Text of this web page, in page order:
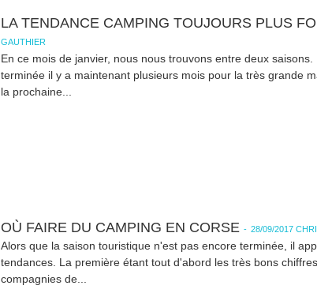
LA TENDANCE CAMPING TOUJOURS PLUS
GAUTHIER
En ce mois de janvier, nous nous trouvons entre deux
terminée il y a maintenant plusieurs mois pour la très grande
la prochaine...
OÙ FAIRE DU CAMPING EN CORSE - 28/09/2017
Alors que la saison touristique n'est pas encore terminée, il
tendances. La première étant tout d'abord les très bons
compagnies de...